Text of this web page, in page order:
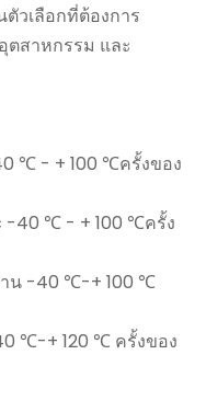
วเลือกที่ต้องการ
ตสาหกรรม และ
℃ - + 100 ℃ครั้งของ
-40 ℃ - + 100 ℃ครั้ง
าน -40 ℃-+ 100 ℃
℃-+ 120 ℃ ครั้งของ